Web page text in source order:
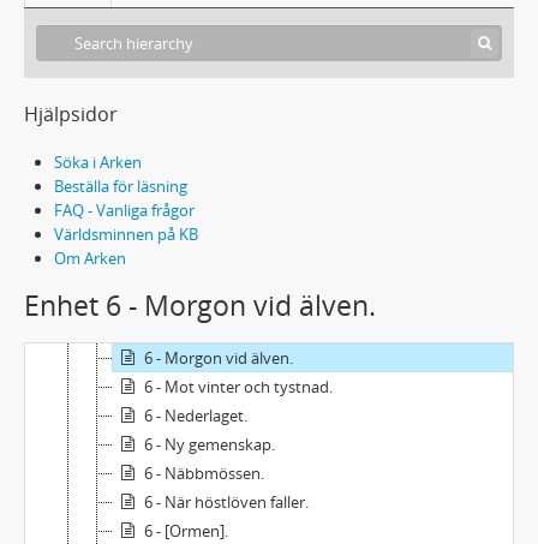
Hjälpsidor
Söka i Arken
Beställa för läsning
FAQ - Vanliga frågor
Världsminnen på KB
Om Arken
Enhet 6 - Morgon vid älven.
6 - Käppen i hjulet.
6 - Köpingens dilemma.
6 - Man måste våga.
6 - Mansporträtt.
6 - Maren.
6 - Mod.
6 - Monolog om hösten.
6 - Morgon vid älven.
6 - Mot vinter och tystnad.
6 - Nederlaget.
6 - Ny gemenskap.
6 - Näbbmössen.
6 - När höstlöven faller.
6 - [Ormen].